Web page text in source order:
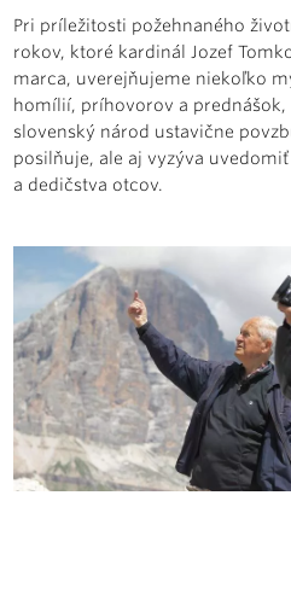
Pri príležitosti požehnaného
rokov, ktoré kardinál Jozef
marca, uverejňujeme niekoľko
homílií, príhovorov a
slovenský národ ustavične
posilňuje, ale aj vyzýva
a dedičstva otcov.